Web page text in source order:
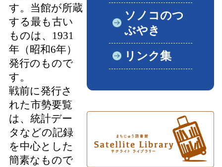
す。当館が所蔵
する最も古い
ものは、1931
年（昭和6年）
発行のもので
す。
戦前に発行さ
れた市勢要覧
は、統計デー
タなどの記録
を中心とした
簡素なもので
ソノコのつ
ぶやき
リンク集